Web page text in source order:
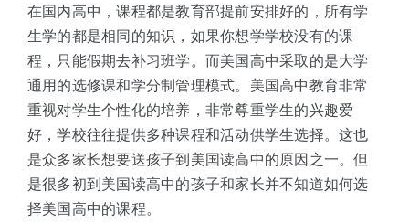
在国内高中，课程都是教育部提前安排好的，所有学
生学的都是相同的知识，如果你想学学校没有的课
程，只能假期去补习班学。而美国高中采取的是大学
通用的选修课和学分制管理模式。美国高中教育非常
重视对学生个性化的培养，非常尊重学生的兴趣爱
好，学校往往提供多种课程和活动供学生选择。这也
是众多家长想要送孩子到美国读高中的原因之一。但
是很多初到美国读高中的孩子和家长并不知道如何选
择美国高中的课程。